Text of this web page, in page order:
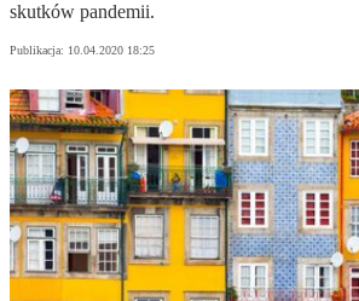
skutków pandemii.
Publikacja: 10.04.2020 18:25